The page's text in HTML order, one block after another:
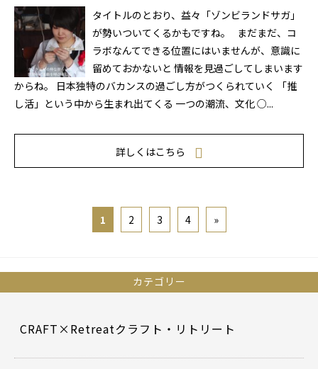
タイトルのとおり、益々「ゾンビランドサガ」
が勢いついてくるかもですね。 まだまだ、コ
ラボなんてできる位置にはいませんが、意識に
留めておかないと 情報を見過ごしてしまいます
からね。 日本独特のバカンスの過ごし方がつくられていく 「推
し活」という中から生まれ出てくる 一つの潮流、文化 ○...
詳しくはこちら
1 2 3 4 »
カテゴリー
CRAFT×Retreatクラフト・リトリート